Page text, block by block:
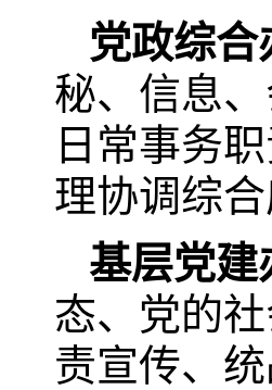
党政综合
秘、信息
日常事务
理协调综
基层党建
态、党的
责宣传、